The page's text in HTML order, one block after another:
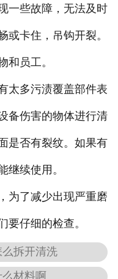
一些故障，无法及时
或卡住，吊钩开裂。
和员工。
太多污渍覆盖部件表
备伤害的物体进行清
是否有裂纹。如果有
继续使用。
为了减少出现严重磨
要仔细的检查。
么拆开清洗
材料啊